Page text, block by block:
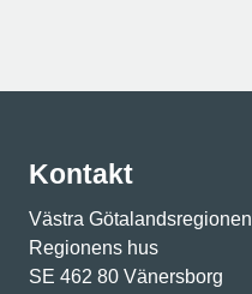
Kontakt
Västra Götalandsregionen
Regionens hus
SE 462 80 Vänersborg